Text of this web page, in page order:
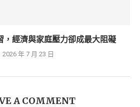
，經濟與家庭壓力卻成最大阻礙
2026 年 7 月 23 日
A COMMENT